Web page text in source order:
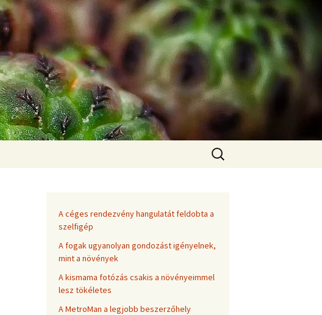
Keresés:
A céges rendezvény hangulatát feldobta a
szelfigép
A fogak ugyanolyan gondozást igényelnek,
mint a növények
A kismama fotózás csakis a növényeimmel
lesz tökéletes
A MetroMan a legjobb beszerzőhely